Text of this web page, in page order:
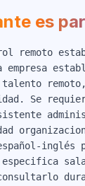
es
remoto
empresa
Se
inglés
especifica
consultarlo